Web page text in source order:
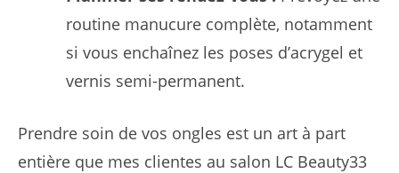
routine manucure complète, notamment
si vous enchaînez les poses d’acrygel et
vernis semi-permanent.
Prendre soin de vos ongles est un art à part
entière que mes clientes au salon LC Beauty33